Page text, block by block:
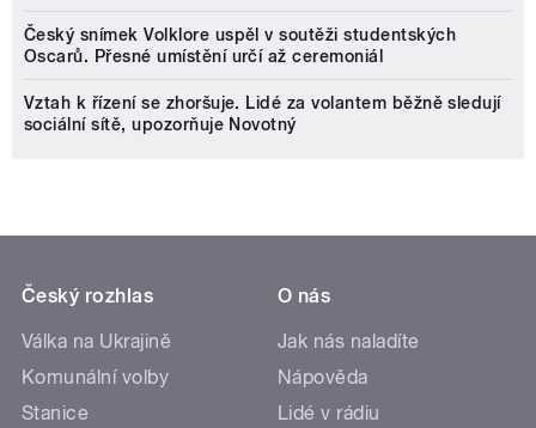
Český snímek Volklore uspěl v soutěži studentských
Oscarů. Přesné umístění určí až ceremoniál
Vztah k řízení se zhoršuje. Lidé za volantem běžně sledují
sociální sítě, upozorňuje Novotný
Český rozhlas
Válka na Ukrajině
Komunální volby
Stanice
O nás
Jak nás naladíte
Nápověda
Lidé v rádiu